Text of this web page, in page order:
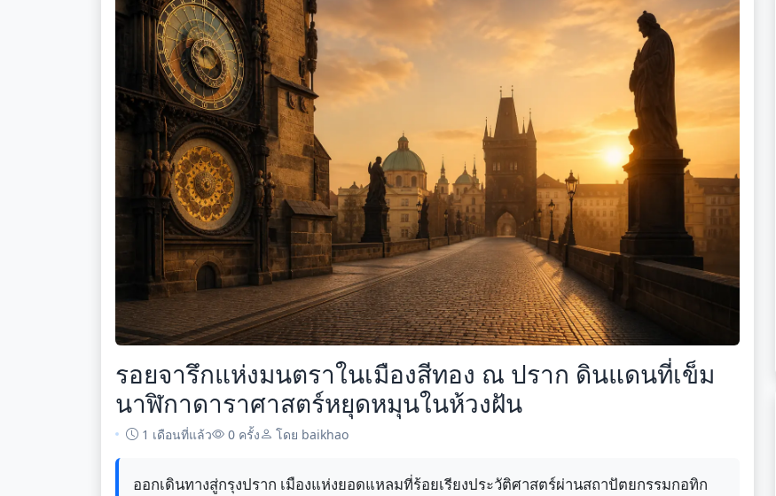
รอยจารึกแห่งมนตราในเมืองสีทอง ณ ปราก ดินแดนที่เข็ม
นาฬิกาดาราศาสตร์หยุดหมุนในห้วงฝัน
1 เดือนที่แล้ว 0 ครั้ง โดย baikhao
ออกเดินทางสู่กรุงปราก เมืองแห่งยอดแหลมที่ร้อยเรียงประวัติศาสตร์ผ่านสถาปัตยกรรมกอทิก